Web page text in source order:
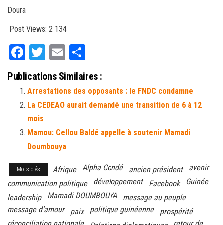
Doura
Post Views: 2 134
Fa
ce
bo
ok
T
tt
er
E
m
ail ag
er
Publications Similaires :
Arrestations des opposants : le FNDC condamne
La CEDEAO aurait demandé une transition de 6 à 12
mois
Mamou: Cellou Baldé appelle à soutenir Mamadi
Doumbouya
Mots-clés Afrique Alpha Condé ancien président
avenir
communication politique
développement Facebook
Guinée
leadership
Mamadi DOUMBOUYA
message au peuple
message d’amour
paix politique guinéenne
prospérité